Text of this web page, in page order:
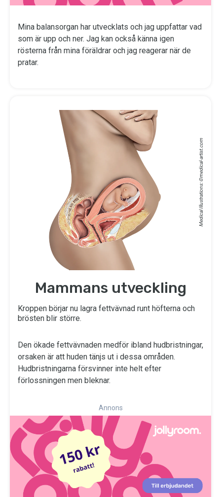
Mina balansorgan har utvecklats och jag uppfattar vad
som är upp och ner. Jag kan också känna igen
rösterna från mina föräldrar och jag reagerar när de
pratar.
Medical Illustrations: ©
medical-artist.com
Mammans utveckling
Kroppen börjar nu lagra fettvävnad runt höfterna och
brösten blir större.
Den ökade fettvävnaden medför ibland hudbristningar,
orsaken är att huden tänjs ut i dessa områden.
Hudbristningarna försvinner inte helt efter
förlossningen men bleknar.
Annons